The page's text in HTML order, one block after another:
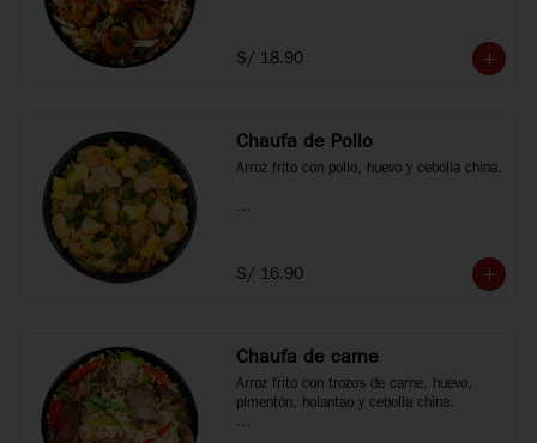
S/ 18.90
Chaufa de Pollo
Arroz frito con pollo, huevo y cebolla china.
S/ 16.90
Chaufa de carne
Arroz frito con trozos de carne, huevo,
pimentón, holantao y cebolla china.